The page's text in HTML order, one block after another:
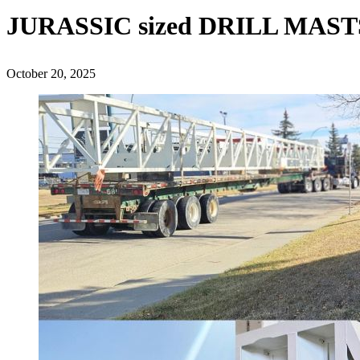
JURASSIC sized DRILL
October 20, 2025